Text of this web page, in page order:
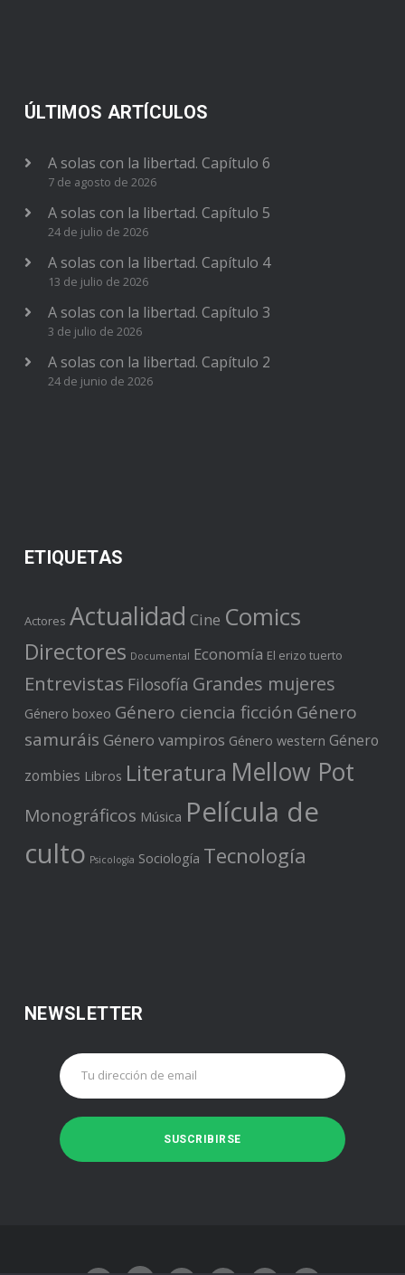
ÚLTIMOS ARTÍCULOS
A solas con la libertad. Capítulo 6
7 de agosto de 2026
A solas con la libertad. Capítulo 5
24 de julio de 2026
A solas con la libertad. Capítulo 4
13 de julio de 2026
A solas con la libertad. Capítulo 3
3 de julio de 2026
A solas con la libertad. Capítulo 2
24 de junio de 2026
ETIQUETAS
Actores Actualidad Cine Comics
Directores Documental Economía El erizo tuerto
Entrevistas Filosofía Grandes mujeres
Género boxeo Género ciencia ficción Género
samuráis Género vampiros Género western Género
zombies Libros Literatura Mellow Pot
Monográficos Música Película de
culto Psicología Sociología Tecnología
NEWSLETTER